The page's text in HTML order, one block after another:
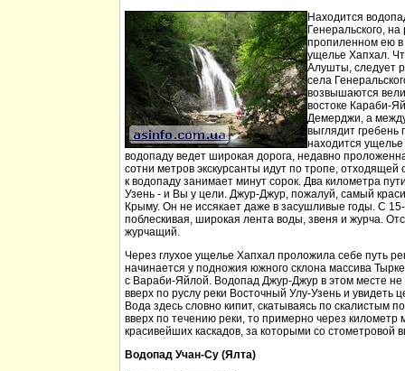
Находится
Генеральского,
пропиленном ею в
ущелье Хапхал.
Алушты, следует
села
возвышаются
востоке Караби-
Демерджи, а
выглядит гребень
находится
водопаду ведет широкая дорога, недавно
сотни метров экскурсанты идут по тропе, отходящей
к водопаду занимает минут сорок. Два километра
Узень - и Вы у цели. Джур-Джур, пожалуй, самый
Крыму. Он не иссякает даже в засушливые годы. С
поблескивая, широкая лента воды, звеня и журча.
журчащий.
Через глухое ущелье Хапхал проложила себе путь
начинается у подножия южного склона массива
с Вараби-Яйлой. Водопад Джур-Джур в этом месте
вверх по руслу реки Восточный Улу-Узень и увидеть
Вода здесь словно кипит, скатываясь по скалистым
вверх по течению реки, то примерно через километр
красивейших каскадов, за которыми со стометровой
Водопад Учан-Су (Ялта)